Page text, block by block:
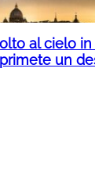
al cielo
un